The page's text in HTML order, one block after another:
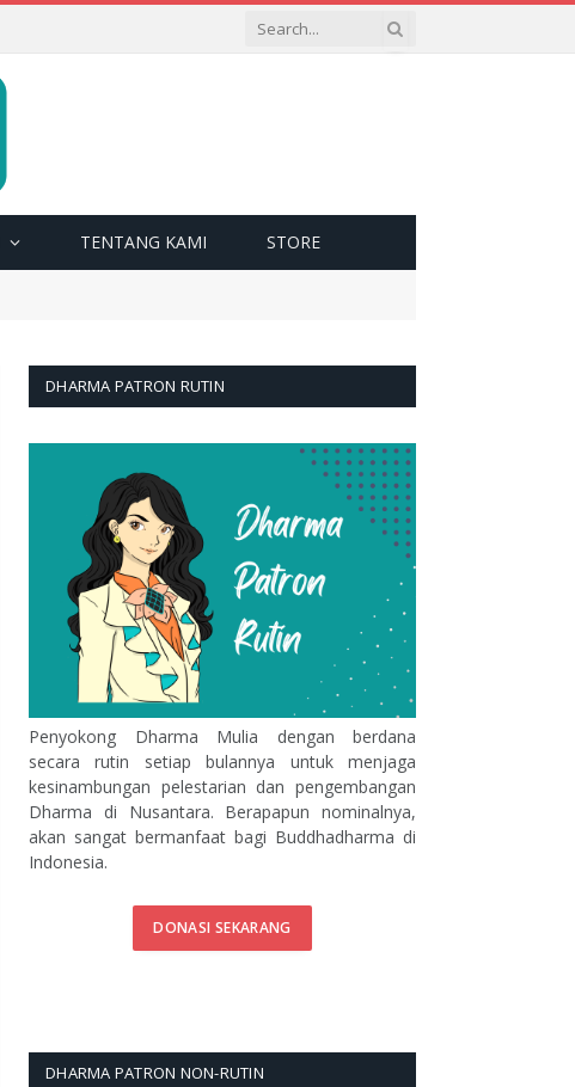
TENTANG KAMI STORE
DHARMA PATRON RUTIN
Penyokong Dharma Mulia dengan berdana
secara rutin setiap bulannya untuk menjaga
kesinambungan pelestarian dan pengembangan
Dharma di Nusantara. Berapapun nominalnya,
akan sangat bermanfaat bagi Buddhadharma di
Indonesia.
DONASI SEKARANG
DHARMA PATRON NON-RUTIN